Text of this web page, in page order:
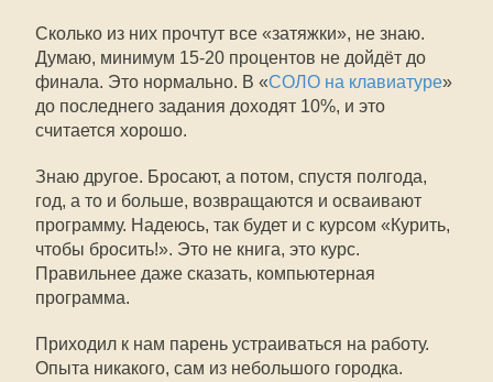
Сколько из них прочтут все «затяжки», не знаю.
Думаю, минимум 15-20 процентов не дойдёт до
финала. Это нормально. В «СОЛО на клавиатуре»
до последнего задания доходят 10%, и это
считается хорошо.
Знаю другое. Бросают, а потом, спустя полгода,
год, а то и больше, возвращаются и осваивают
программу. Надеюсь, так будет и с курсом «Курить,
чтобы бросить!». Это не книга, это курс.
Правильнее даже сказать, компьютерная
программа.
Приходил к нам парень устраиваться на работу.
Опыта никакого, сам из небольшого городка.